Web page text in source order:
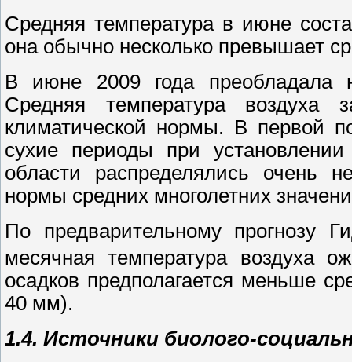
Средняя температура в июне
она обычно несколько превышает
В июне 2009 года преобладала
Средняя температура
климатической нормы. В первой
сухие периоды при
области распределялись очень
нормы средних многолетних
По предварительному прогнозу
месячная температура воздуха
осадков предполагается меньше
40 мм).
1.4. Источники биолого-